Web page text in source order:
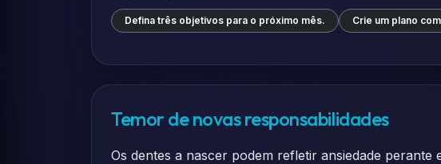
Defina três objetivos para o próximo mês. Crie um plano
Temor de novas responsabilidades
Os dentes a nascer podem refletir ansiedade